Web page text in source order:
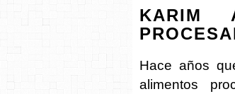
KARIM
Hace años
alimentos